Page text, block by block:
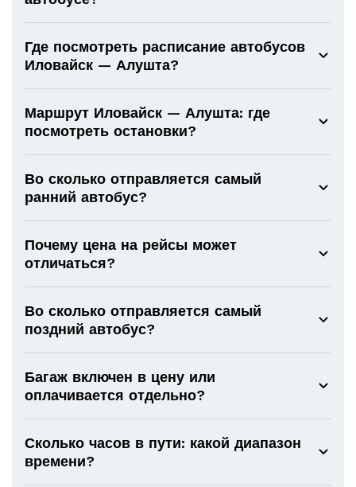
Где посмотреть расписание автобусов
Иловайск — Алушта?
Маршрут Иловайск — Алушта: где
посмотреть остановки?
Во сколько отправляется самый
ранний автобус?
Почему цена на рейсы может
отличаться?
Во сколько отправляется самый
поздний автобус?
Багаж включен в цену или
оплачивается отдельно?
Сколько часов в пути: какой диапазон
времени?